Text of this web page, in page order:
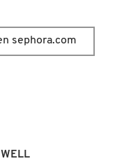
sephora.com